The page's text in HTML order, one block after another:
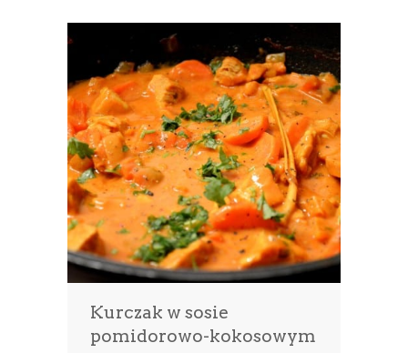
Kurczak w sosie
pomidorowo-kokosowym